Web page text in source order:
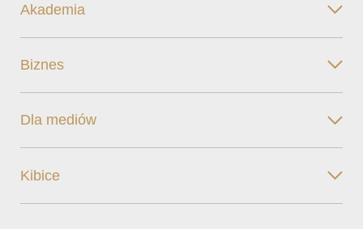
Akademia
Biznes
Dla mediów
Kibice